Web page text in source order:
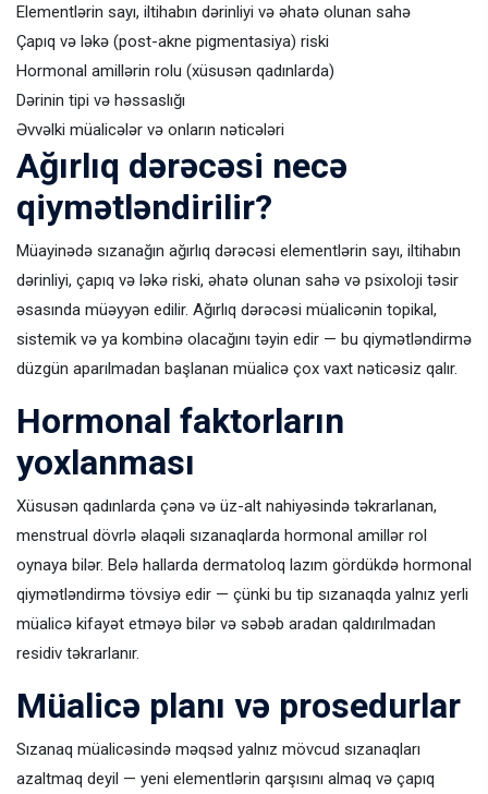
Elementlərin sayı, iltihabın dərinliyi və əhatə olunan sahə
Çapıq və ləkə (post-akne pigmentasiya) riski
Hormonal amillərin rolu (xüsusən qadınlarda)
Dərinin tipi və həssaslığı
Əvvəlki müalicələr və onların nəticələri
Ağırlıq dərəcəsi necə
qiymətləndirilir?
Müayinədə sızanağın ağırlıq dərəcəsi elementlərin sayı, iltihabın
dərinliyi, çapıq və ləkə riski, əhatə olunan sahə və psixoloji təsir
əsasında müəyyən edilir. Ağırlıq dərəcəsi müalicənin topikal,
sistemik və ya kombinə olacağını təyin edir — bu qiymətləndirmə
düzgün aparılmadan başlanan müalicə çox vaxt nəticəsiz qalır.
Hormonal faktorların
yoxlanması
Xüsusən qadınlarda çənə və üz-alt nahiyəsində təkrarlanan,
menstrual dövrlə əlaqəli sızanaqlarda hormonal amillər rol
oynaya bilər. Belə hallarda dermatoloq lazım gördükdə hormonal
qiymətləndirmə tövsiyə edir — çünki bu tip sızanaqda yalnız yerli
müalicə kifayət etməyə bilər və səbəb aradan qaldırılmadan
residiv təkrarlanır.
Müalicə planı və prosedurlar
Sızanaq müalicəsində məqsəd yalnız mövcud sızanaqları
azaltmaq deyil — yeni elementlərin qarşısını almaq və çapıq